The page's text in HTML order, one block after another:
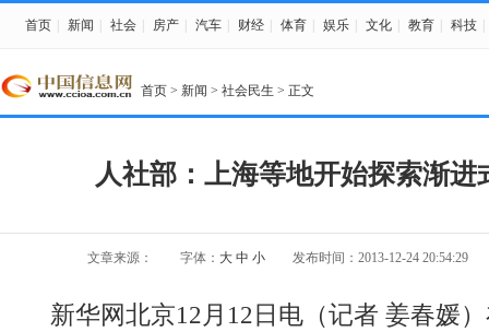
首页 新闻 社会 房产 汽车 财经 体育 娱乐 文化 教育 科技
首页 > 新闻 > 社会民生 > 正文
人社部：上海等地开始探索渐进
文章来源： 字体： 大 中 小 发布时间：2013-12-24 20:54:29
新华网北京12月12日电（记者 姜春媛）